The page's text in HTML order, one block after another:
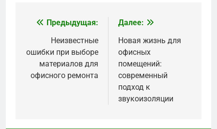
Навигация
записям
Предыдущая:
Неизвестные
ошибки при выборе
материалов для
офисного ремонта
Далее:
Новая жизнь для
офисных
помещений:
современный
подход к
звукоизоляции